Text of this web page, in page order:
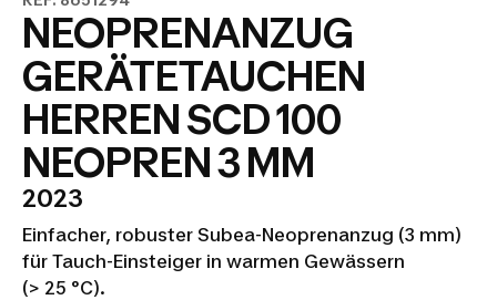
NEOPRENANZUG
GERÄTETAUCHEN
HERREN SCD 100
NEOPREN 3 MM
2023
Einfacher, robuster Subea-Neoprenanzug (3 mm)
für Tauch-Einsteiger in warmen Gewässern
(> 25 °C).